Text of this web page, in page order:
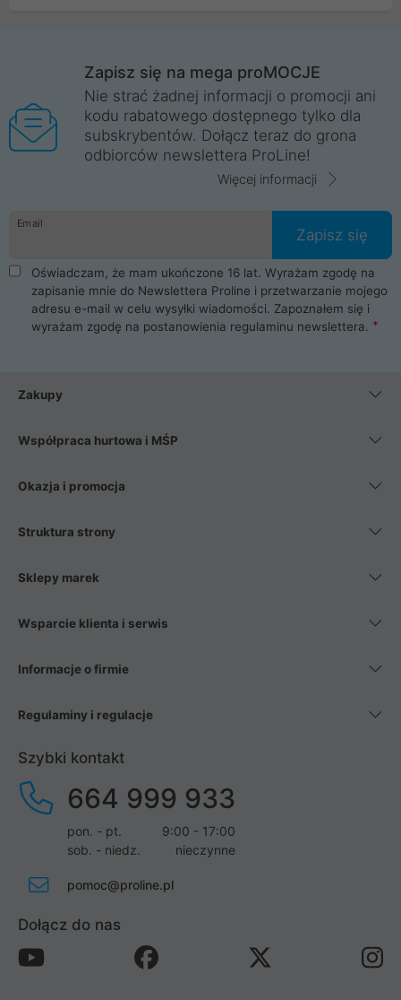
Wrocław, Poznań, Legnica, Katowice, Gliwice, Kalisz, Bytom,
Trzebnica, Opole. Szybka i profesjonalna obsługa!
ProLine to polska firma ze 100% polskim kapitałem. Działamy
legalnie i płacimy podatki w naszym kraju! Posiadamy siedzibę
główną w Mirkowie oraz salony na terenie kraju. Cała
komunikacja ze sklepem komputerowym ProLine jest
danych osobowych. Dlatego zakup notebooka albo laptopa w
ProLine to czysta przyjemność i pełne bezpieczeństwo.
Zaopatrzysz się u nas w akcesoria i części komputerowe
takie jak procesory, karty graficzne, płyty główne, pamięci,
dyski SSD, M.2 oraz HDD. Nasi pracownicy pomogą Ci wybrać
najlepszy zasilacz komputerowy oraz obudowę do komputera.
Poza komputerami mamy również najlepsze na rynku
Smartfony takich producentów jak Xiaomi, Apple, Samsung i
wentylatory. Na koniec mając już to wszystko, możesz
Zapisz się na mega proMOCJE
Nie strać żadnej informacji o promocji ani
kodu rabatowego dostępnego tylko dla
subskrybentów. Dołącz teraz do grona
odbiorców newslettera ProLine!
Więcej informacji
Email
Zapisz się
Oświadczam, że mam ukończone 16 lat. Wyrażam zgodę na
zapisanie mnie do Newslettera Proline i przetwarzanie mojego
adresu e-mail w celu wysyłki wiadomości. Zapoznałem się i
wyrażam zgodę na postanowienia regulaminu newslettera.
Zakupy
Współpraca hurtowa i MŚP
Okazja i promocja
Struktura strony
Sklepy marek
Wsparcie klienta i serwis
Informacje o firmie
Regulaminy i regulacje
Szybki kontakt
664 999 933
pon. - pt.
9:00 - 17:00
sob. - niedz.
nieczynne
pomoc@proline.pl
Dołącz do nas